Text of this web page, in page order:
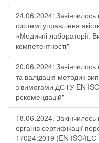
24.06.2024:
системі управління
«Медичні лабораторії.
компетентності"
20.06.2024:
та валідація методик
з вимогами ДСТУ EN
рекомендацій"
18.06.2024:
органів сертифікації
17024:2019 (EN ІSO/